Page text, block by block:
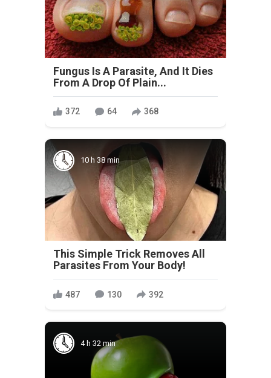
Fungus Is A Parasite, And It Dies
From A Drop Of Plain...
372 64 368
10 h 38 min
This Simple Trick Removes All
Parasites From Your Body!
487 130 392
4 h 32 min